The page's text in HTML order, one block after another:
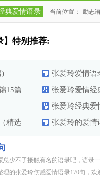
典爱情语录 当前位置： 励志
】特别推荐:
) 张爱玲爱情语
15篇
张爱玲爱情经
张爱玲经典爱
精选
张爱玲的爱情
少不了接触有名的语录吧，语录
的张爱玲伤感爱情语录170句，欢